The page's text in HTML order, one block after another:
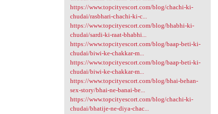
https://www.topcityescort.com/blog/chachi-ki-
chudai/rasbhari-chachi-ki-c...
https://www.topcityescort.com/blog/bhabhi-ki-
chudai/sardi-ki-raat-bhabhi...
https://www.topcityescort.com/blog/baap-beti-ki-
chudai/biwi-ke-chakkar-m...
https://www.topcityescort.com/blog/baap-beti-ki-
chudai/biwi-ke-chakkar-m...
https://www.topcityescort.com/blog/bhai-behan-
sex-story/bhai-ne-banai-be...
https://www.topcityescort.com/blog/chachi-ki-
chudai/bhatije-ne-diya-chac...